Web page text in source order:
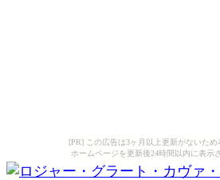
[PR] この広告は3ヶ月以上更新がないため
ホームページを更新後24時間以内に表示